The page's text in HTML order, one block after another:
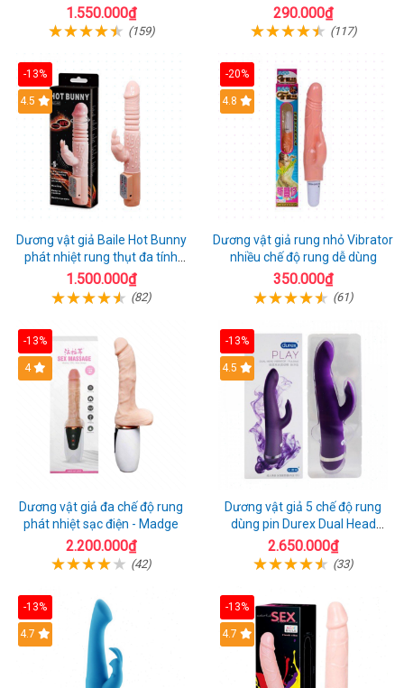
an toàn
1.550.000₫
(159)
290.000₫
(117)
-13%
Hot
4.5
Dương vật giả Baile Hot Bunny
phát nhiệt rung thụt đa tính
năng sạc điện
1.500.000₫
(82)
-20%
Hot
4.8
Dương vật giả rung nhỏ Vibrator
nhiều chế độ rung dễ dùng
350.000₫
(61)
-13%
Hot
4
Dương vật giả đa chế độ rung
phát nhiệt sạc điện - Madge
2.200.000₫
(42)
-13%
Hot
4.5
Dương vật giả 5 chế độ rung
dùng pin Durex Dual Head
Pulsing
2.650.000₫
(33)
-13%
Hot
4.7
-13%
4.7